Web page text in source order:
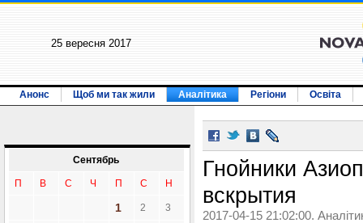
25 вересня 2017
Анонс Щоб ми так жили Аналітика Регіони Освіта
Сентябрь
П В С Ч П С Н
1 2 3
Гнойники
вскрытия
2017-04-15 21:02:00.